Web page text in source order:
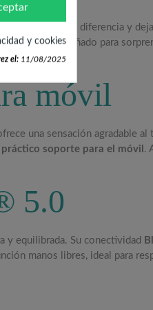
puede marcar la diferencia y
encanto. Diseñado para
móvil
una sensación agradable
práctico soporte para el móvil .
5.0
y equilibrada. Su conectividad
manos libres, ideal para
y cookies
el: 11/08/2025